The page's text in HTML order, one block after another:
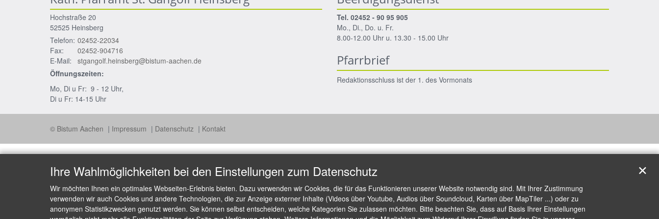
Hochstraße 20
52525 Heinsberg
Telefon: 02452-22034
Fax:
02452-904716
E-Mail:
stgangolf.heinsberg@bistum-aachen.de
Öffnungszeiten:
Mo, Di u Fr: 9 - 12 Uhr,
Di u Fr: 14-15 Uhr
Tel. 02452 - 90 95 905
Mo., Di., Do. u. Fr.
8.00-12.00 Uhr u. 13.30 - 15.00 Uhr
Pfarrbrief
Redaktionsschluss ist der 1. des Vormonats
© Bistum Aachen Impressum Datenschutz Kontakt
Ihre Wahlmöglichkeiten bei den Einstellungen zum Datenschutz
Wir möchten Ihnen ein optimales Webseiten-Erlebnis bieten. Dazu verwenden wir Cookies, die für das Funktionieren unserer Website notwendig sind. Mit Ihrer Zustimmung
verwenden wir auch Cookies und andere Technologien, die zur Anzeige externer Inhalte (Videos über Youtube, Audios über Soundcloud, Karten über MapTiler ...) oder zu
anonymen Statistikzwecken genutzt werden. Sie können selbst entscheiden, welche Kategorien Sie zulassen möchten. Bitte beachten Sie, dass auf Basis Ihrer Einstellungen
✕